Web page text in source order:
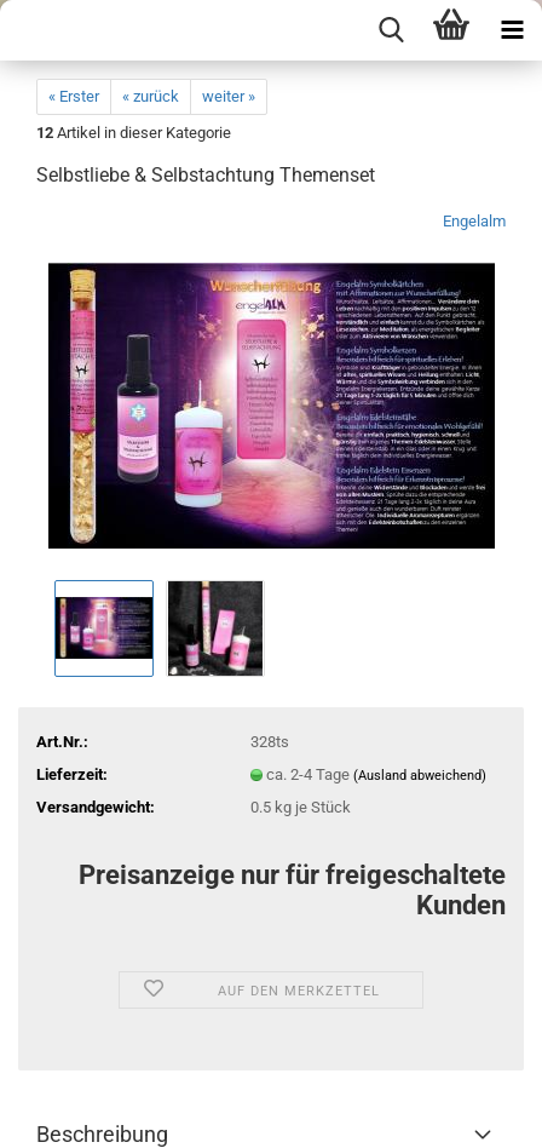
« Erster « zurück
weiter »
12 Artikel in dieser Kategorie
Selbstliebe & Selbstachtung Themenset
Engelalm
Art.Nr.:
328ts
Lieferzeit:
ca. 2-4 Tage (Ausland abweichend)
Versandgewicht: 0.5kg je Stück
Preisanzeige nur für freigeschaltete
Kunden
AUF DEN MERKZETTEL
Beschreibung